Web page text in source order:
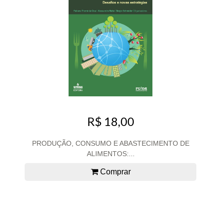
R$ 18,00
PRODUÇÃO, CONSUMO E ABASTECIMENTO DE
ALIMENTOS:...
Comprar